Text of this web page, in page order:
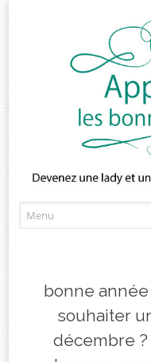
bonne
souhaiter
décembre